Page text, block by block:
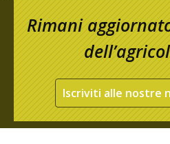
Rimani
Iscriviti alle nostre